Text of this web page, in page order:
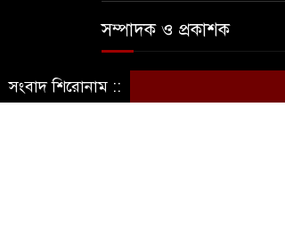
সম্পাদক ও প্রকাশক
আবুল কাসেম
সংবাদ শিরোনাম ::